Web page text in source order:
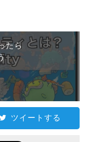
たら
ツイートする